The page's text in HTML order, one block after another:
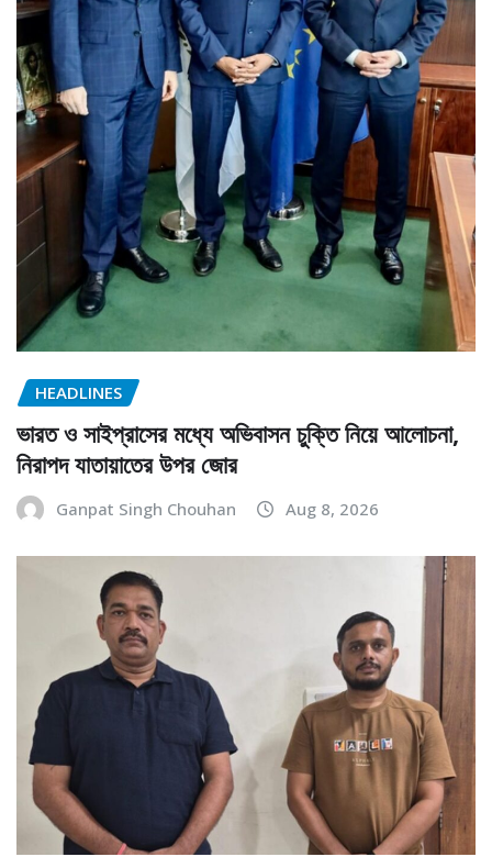
HEADLINES
ভারত ও সাইপ্রাসের মধ্যে অভিবাসন চুক্তি নিয়ে আলোচনা,
নিরাপদ যাতায়াতের উপর জোর
Ganpat Singh Chouhan Aug 8, 2026